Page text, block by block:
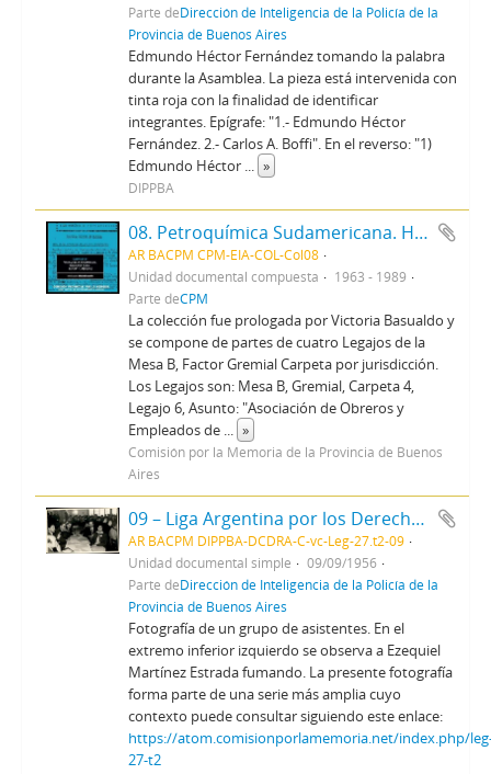
Parte deDirección de Inteligencia de la Policía de la
Provincia de Buenos Aires
Edmundo Héctor Fernández tomando la palabra
durante la Asamblea. La pieza está intervenida con
tinta roja con la finalidad de identificar
integrantes. Epígrafe: "1.- Edmundo Héctor
Fernández. 2.- Carlos A. Boffi". En el reverso: "1)
Edmundo Héctor ... »
DIPPBA
08. Petroquímica Sudamericana. Hilandería Olmos. MAFISA
AR BACPM CPM-EIA-COL-Col08
Unidad documental compuesta
1963 - 1989
Parte deCPM
La colección fue prologada por Victoria Basualdo y
se compone de partes de cuatro Legajos de la
Mesa B, Factor Gremial Carpeta por jurisdicción.
Los Legajos son: Mesa B, Gremial, Carpeta 4,
Legajo 6, Asunto: "Asociación de Obreros y
Empleados de ... »
Comisión por la Memoria de la Provincia de Buenos
Aires
09 – Liga Argentina por los Derechos del Hombre - Asamblea gral. de filiales y conferencia
AR BACPM DIPPBA-DCDRA-C-vc-Leg-27.t2-09
Unidad documental simple
09/09/1956
Parte deDirección de Inteligencia de la Policía de la
Provincia de Buenos Aires
Fotografía de un grupo de asistentes. En el
extremo inferior izquierdo se observa a Ezequiel
Martínez Estrada fumando. La presente fotografía
forma parte de una serie más amplia cuyo
contexto puede consultar siguiendo este enlace:
https://atom.comisionporlamemoria.net/index.php/
27-t2